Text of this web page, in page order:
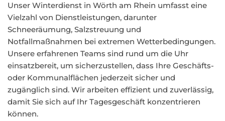
Unser Winterdienst in Wörth am Rhein umfasst eine
Vielzahl von Dienstleistungen, darunter
Schneeräumung, Salzstreuung und
Notfallmaßnahmen bei extremen Wetterbedingungen.
Unsere erfahrenen Teams sind rund um die Uhr
einsatzbereit, um sicherzustellen, dass Ihre Geschäfts-
oder Kommunalflächen jederzeit sicher und
zugänglich sind. Wir arbeiten effizient und zuverlässig,
damit Sie sich auf Ihr Tagesgeschäft konzentrieren
können.